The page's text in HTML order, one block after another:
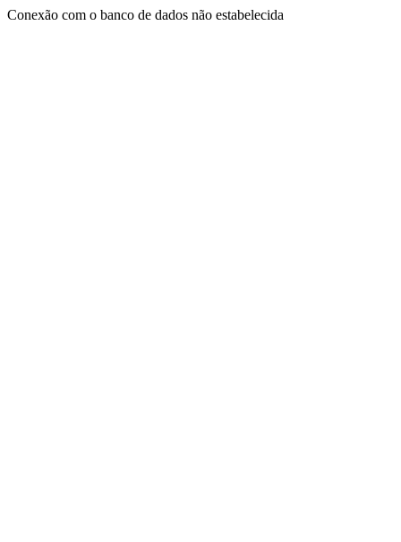
Conexão com o banco de dados não estabelecida